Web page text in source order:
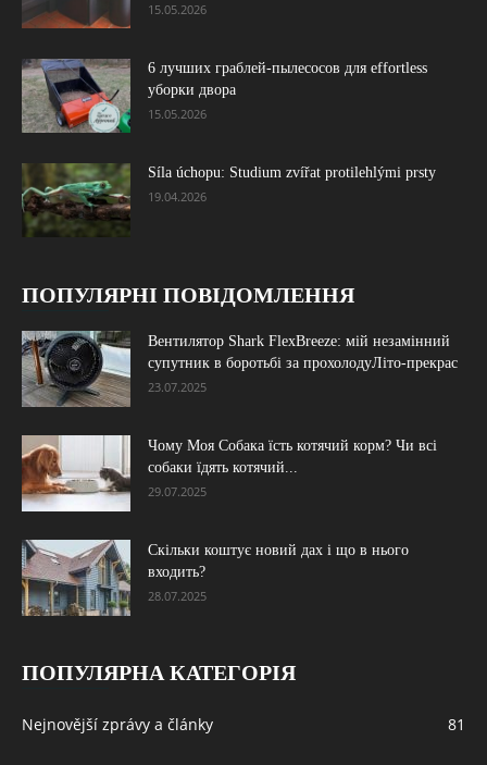
15.05.2026
6 лучших граблей-пылесосов для effortless
уборки двора
15.05.2026
Síla úchopu: Studium zvířat protilehlými prsty
19.04.2026
ПОПУЛЯРНІ ПОВІДОМЛЕННЯ
Вентилятор Shark FlexBreeze: мій незамінний
супутник в боротьбі за прохолодуЛіто-прекрас
23.07.2025
Чому Моя Собака їсть котячий корм? Чи всі
собаки їдять котячий...
29.07.2025
Скільки коштує новий дах і що в нього
входить?
28.07.2025
ПОПУЛЯРНА КАТЕГОРІЯ
Nejnovější zprávy a články 81